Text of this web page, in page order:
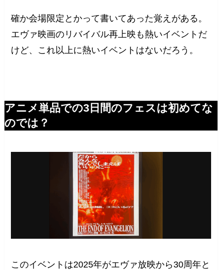
確か会場限定とかって書いてあった覚えがある。
エヴァ映画のリバイバル再上映も熱いイベントだ
けど、これ以上に熱いイベントはないだろう。
アニメ単品での3日間のフェスは初めてな
のでは？
このイベントは2025年がエヴァ放映から30周年と